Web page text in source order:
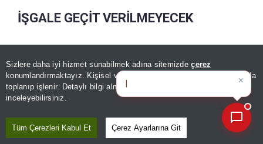
Sizlere daha iyi hizmet sunabilmek adına sitemizdeçerez
konumlandırmaktayız. Kişisel verileriniz, KVKK ve GDPR kapsamında
toplanıp işlenir. Detaylı bilgi almak için
inceleyebilirsiniz.
Tüm Çerezleri Kabul Et Çerez Ayarlarına Git
İŞGALE GEÇİT VERİLMEYECEK
aldığı şekilde halkın ortak kullanımına açık ve
kamu yararına kullanılmalarının sağlanması ve
bu alanların daha planlı hale gelmesi,
belediyeler ile protokol düzenlenemeyen
alanlarda meydana gelen işgallerin ve bu
×
Bugünün öne çıkan manşetleri